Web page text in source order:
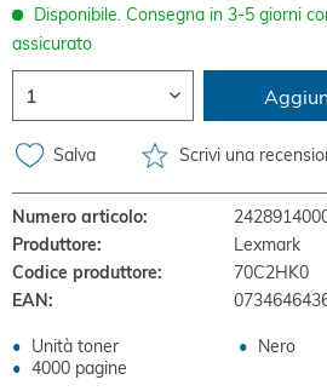
Disponibile. Consegna in 3-5 giorni
assicurato
Salva Scrivi una
Numero articolo:
Produttore:
Lexmark
Codice produttore:
70C2HK0
EAN:
Unità toner
Nero
4000 pagine